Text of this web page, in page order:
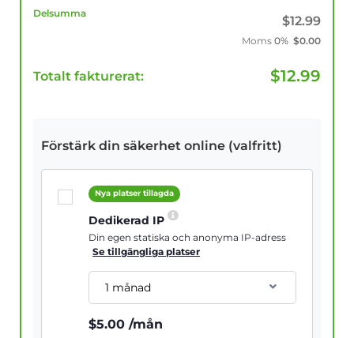
Delsumma
$12.99
Moms 0% $0.00
Totalt fakturerat: $12.99
Förstärk din säkerhet online (valfritt)
Nya platser tillagda
Dedikerad IP
Din egen statiska och anonyma IP-adress
Se tillgängliga platser
1 månad
$5.00 /mån